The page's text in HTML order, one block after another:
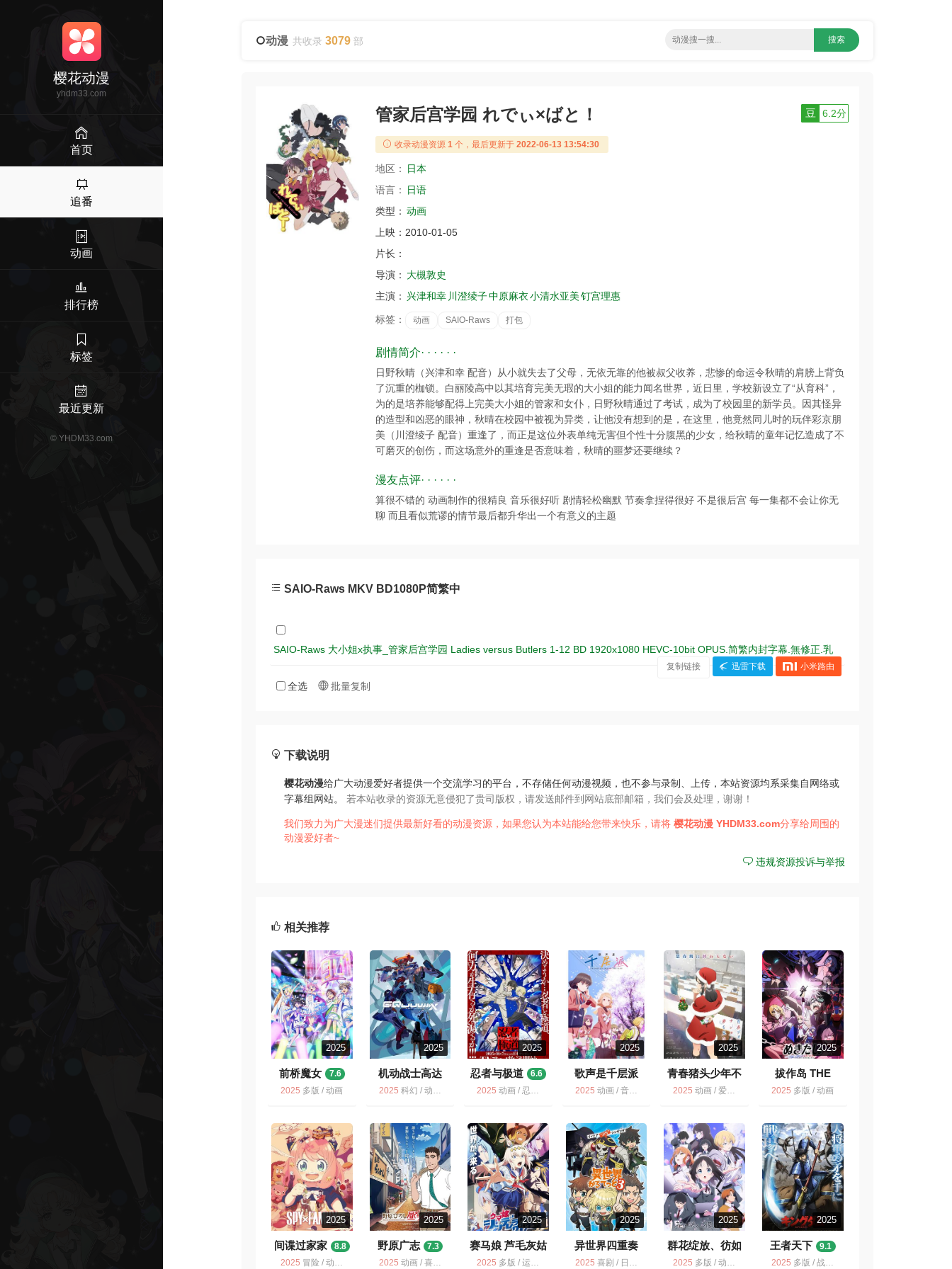
樱花动漫
yhdm33.com
首页
追番
动画
排行榜
标签
最近更新
© YHDM33.com
动漫 共收录3079 部
管家后宫学园 れでぃ×ばと！ 豆 6.2分
收录动漫资源 1 个，最后更新于 2022-06-13 13:54:30
地区：
日本
语言：
日语
类型： 动画
上映： 2010-01-05
片长：
导演： 大槻敦史
主演： 兴津和幸 川澄绫子中原麻衣小清水亚美钉宫理惠
标签： 动画 SAIO-Raws 打包
剧情简介· · · · · ·
日野秋晴（兴津和幸 配音）从小就失去了父母，无依无靠的他被叔父收养，悲惨的命运令秋晴的肩膀上背负
了沉重的枷锁。白丽陵高中以其培育完美无瑕的大小姐的能力闻名世界，近日里，学校新设立了“从育科”，
为的是培养能够配得上完美大小姐的管家和女仆，日野秋晴通过了考试，成为了校园里的新学员。因其怪异
的造型和凶恶的眼神，秋晴在校园中被视为异类，让他没有想到的是，在这里，他竟然同儿时的玩伴彩京朋
美（川澄绫子 配音）重逢了，而正是这位外表单纯无害但个性十分腹黑的少女，给秋晴的童年记忆造成了不
可磨灭的创伤，而这场意外的重逢是否意味着，秋晴的噩梦还要继续？
漫友点评· · · · · ·
算很不错的 动画制作的很精良 音乐很好听 剧情轻松幽默 节奏拿捏得很好 不是很后宫 每一集都不会让你无
聊 而且看似荒谬的情节最后都升华出一个有意义的主题
SAIO-Raws MKV BD1080P简繁中
SAIO-Raws 大小姐x执事_管家后宫学园 Ladies versus Butlers 1-12 BD 1920x1080 HEVC-10bit OPUS.简繁内封字幕.無修正.乳
复制链接 迅雷下载 小米路由
全选 批量复制
下载说明
樱花动漫给广大动漫爱好者提供一个交流学习的平台，不存储任何动漫视频，也不参与录制、上传，本站资源均系采集自网络或
字幕组网站。 若本站收录的资源无意侵犯了贵司版权，请发送邮件到网站底部邮箱，我们会及处理，谢谢！
我们致力为广大漫迷们提供最新好看的动漫资源，如果您认为本站能给您带来快乐，请将樱花动漫 YHDM33.com分享给周围的
动漫爱好者~
违规资源投诉与举报
相关推荐
2025
前桥魔女
7.6
2025 多版 / 动画
2025
机动战士高达
6.7
2025 科幻 / 动画 / 多版
2025
忍者与极道
6.6
2025 动画 / 忍者与极道 / 多版
2025
歌声是千层派
6.0
2025 动画 / 音乐 / 歌声是千层派 / 多版
2025
青春猪头少年不
会梦到圣诞服女
2025 动画 / 爱情 / 剧情 / 多版
2025
拔作岛 THE
ANIMATION ぬ
2025 多版 / 动画
2025
间谍过家家
8.8
2025 冒险 / 动画 / 喜剧 / 爱情 / 多版
2025
野原广志
7.3
2025 动画 / 喜剧 / 野原广志 午餐流派 / 多版
2025
赛马娘 芦毛灰姑
娘 Part 2 ウマ娘
2025 多版 / 运动 / 动画 / 剧情
2025
异世界四重奏
7.9
2025 喜剧 / 日语无字 / 异世界四重奏 第3季 / 动画 / 多版
2025
群花绽放、彷如
修罗
7.0
2025 多版 / 动画 / 群花绽放、彷如修罗
2025
王者天下
9.1
2025 多版 / 战争 / 历史 / 动画